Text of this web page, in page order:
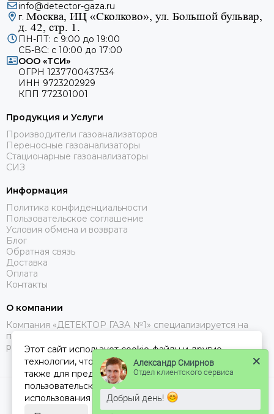
info@detector-gaza.ru
г. Москва, ИЦ «Сколково», ул. Большой бульвар,
д. 42, стр. 1.
ПН-ПТ: с 9:00 до 19:00
СБ-ВС: с 10:00 до 17:00
ООО «ТСИ»
ОГРН 1237700437534
ИНН 9723202929
КПП 772301001
Продукция и Услуги
Производители газоанализаторов
Переносные газоанализаторы
Стационарные газоанализаторы
СИЗ
Информация
Политика конфиденциальности
Пользовательское соглашение
Условия обмена и возврата
Блог
Обратная связь
Доставка
Оплата
Контакты
О компании
Компания «ДЕТЕКТОР ГАЗА №1» специализируется на
поставках газоанализаторов, с доставкой в Москве, МО и
регионах РФ.
2026 © ДЕТЕКТОР ГАЗА 1. Карта сайта
Этот сайт использует cookie-файлы и другие
технологии, чтобы помочь Вам в навигации, а
также для предоставления лучшего
пользовательского опыта и анализа
использования наших продуктов и услуг.
Александр Смирнов
Отдел клиентского сервиса
Добрый день!